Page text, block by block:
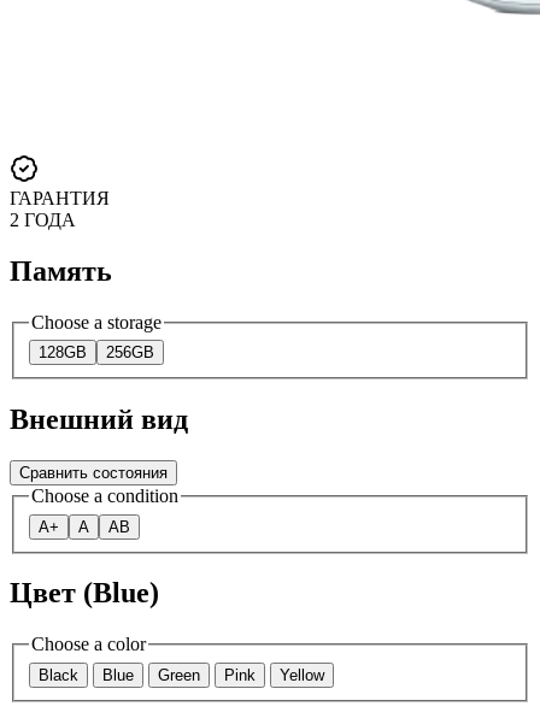
ГАРАНТИЯ
2 ГОДА
Память
Choose a storage
128GB 256GB
Внешний вид
Сравнить состояния
Choose a condition
A+ A AB
Цвет (Blue)
Choose a color
Black Blue Green Pink Yellow